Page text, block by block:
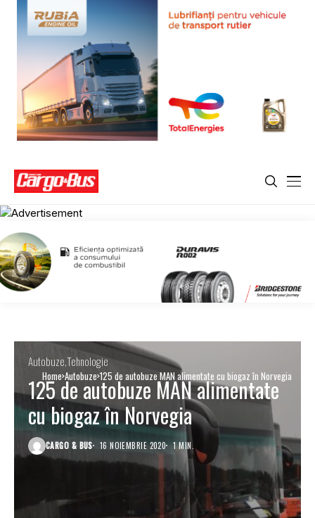
Home Autobuze 125 de autobuze MAN alimentate cu biogaz în Norvegia
AutobuzeTehnologie
125 de autobuze MAN alimentate
cu biogaz în Norvegia
CARGO & BUS 16 NOIEMBRIE 2020 1 MIN.